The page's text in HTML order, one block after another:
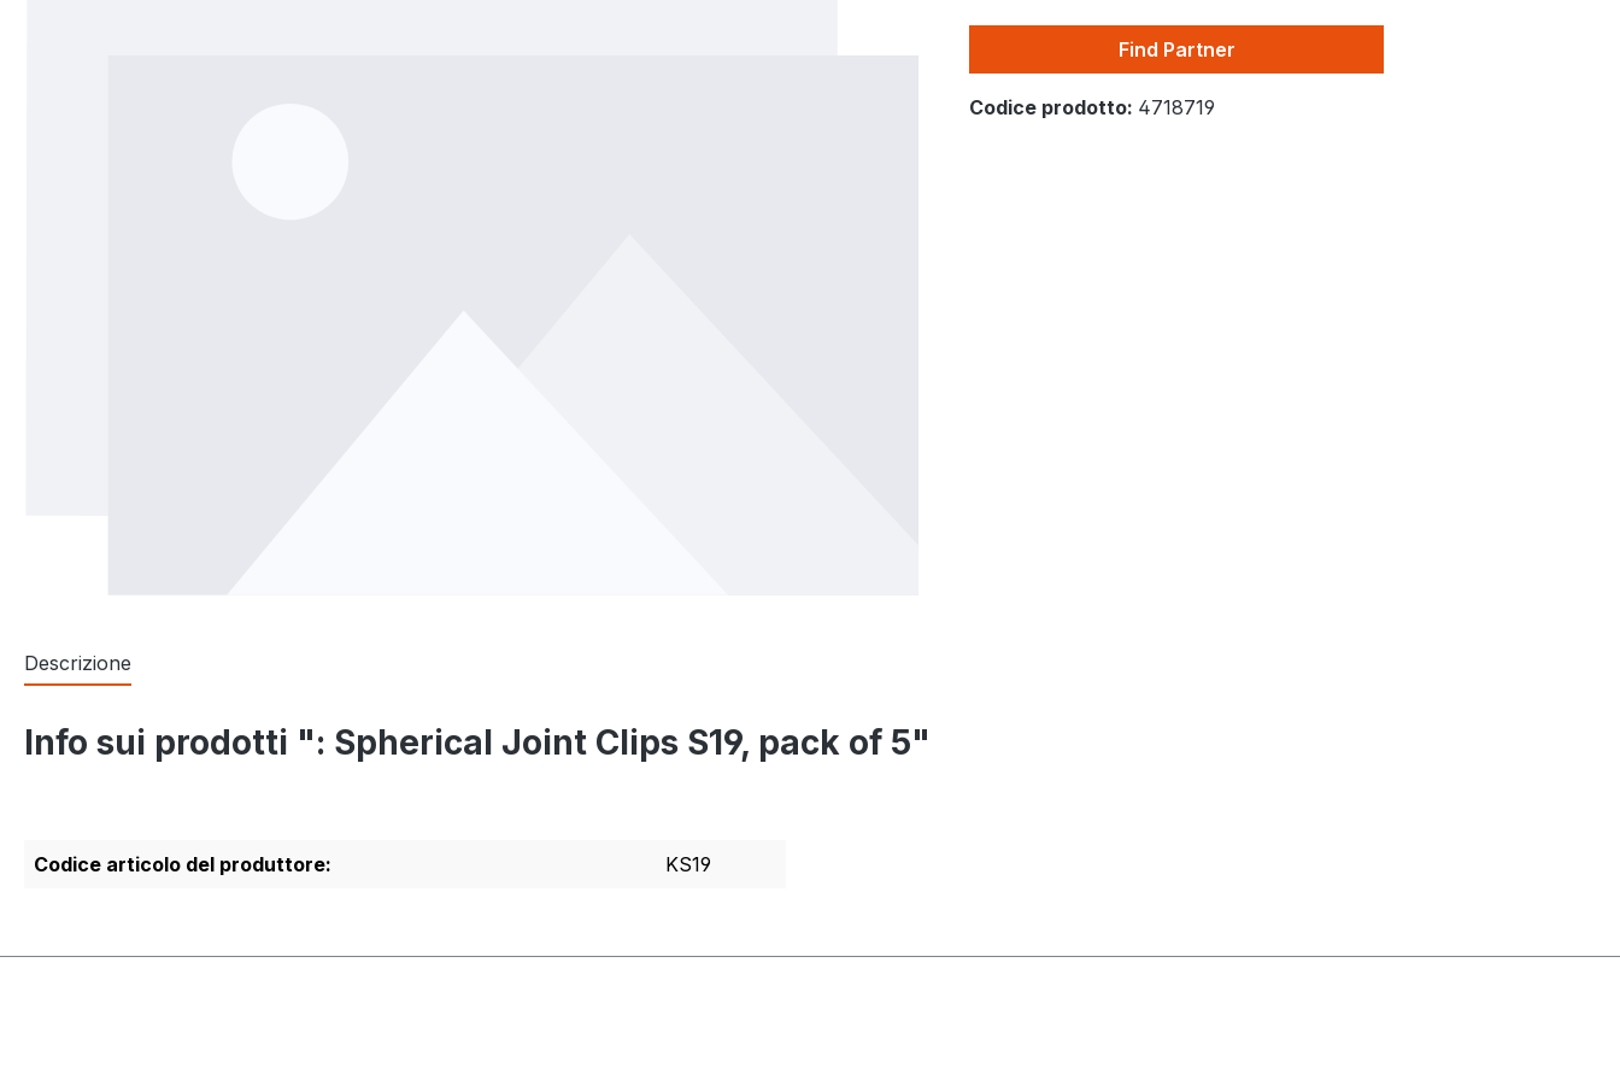
Find Partner
Codice prodotto: 4718719
Descrizione
Info sui prodotti ": Spherical Joint Clips S19, pack of 5"
Codice articolo del produttore: KS19